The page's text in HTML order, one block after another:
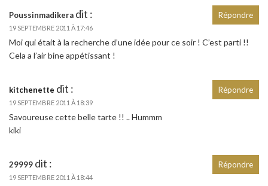
Poussinmadikera dit :
19 SEPTEMBRE 2011 À 17:46
Moi qui était à la recherche d’une idée pour ce soir ! C’est parti !!
Cela a l’air bine appétissant !
Répondre
kitchenette dit :
19 SEPTEMBRE 2011 À 18:39
Savoureuse cette belle tarte !! .. Hummm
kiki
Répondre
29999 dit :
19 SEPTEMBRE 2011 À 18:44
Répondre